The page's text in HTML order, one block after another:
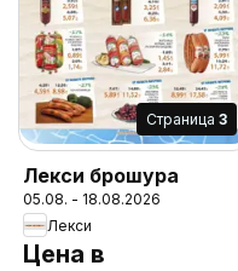
Cтраница 3
Лекси брошура
05.08. - 18.08.2026
Лекси
Цена в